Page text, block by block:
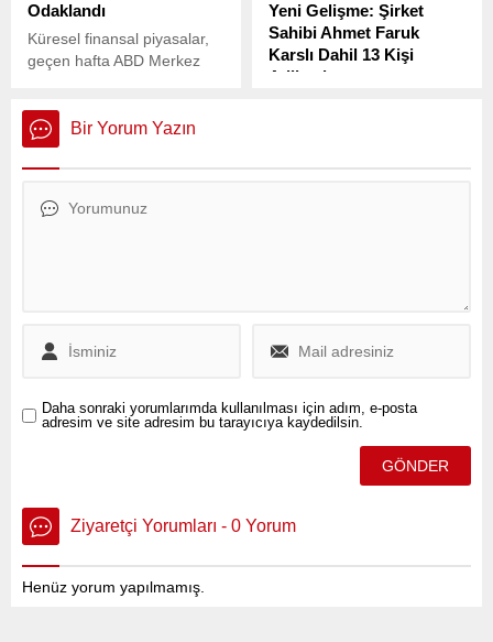
Odaklandı
Küresel finansal piyasalar,
geçen hafta ABD Merkez
güçlenmesi, ABD’nin ticaret
alanında yeni anlaşmalar
yapabileceği beklentileri ve
planlanan tarifelerden muaf
Yeni Gelişme: Şirket
Sahibi Ahmet Faruk
Karslı Dahil 13 Kişi
Adliyede
elektronik ödeme sistemi
Bir Yorum Yazın
Daha sonraki yorumlarımda kullanılması için adım, e-posta
adresim ve site adresim bu tarayıcıya kaydedilsin.
Ziyaretçi Yorumları - 0 Yorum
Henüz yorum yapılmamış.